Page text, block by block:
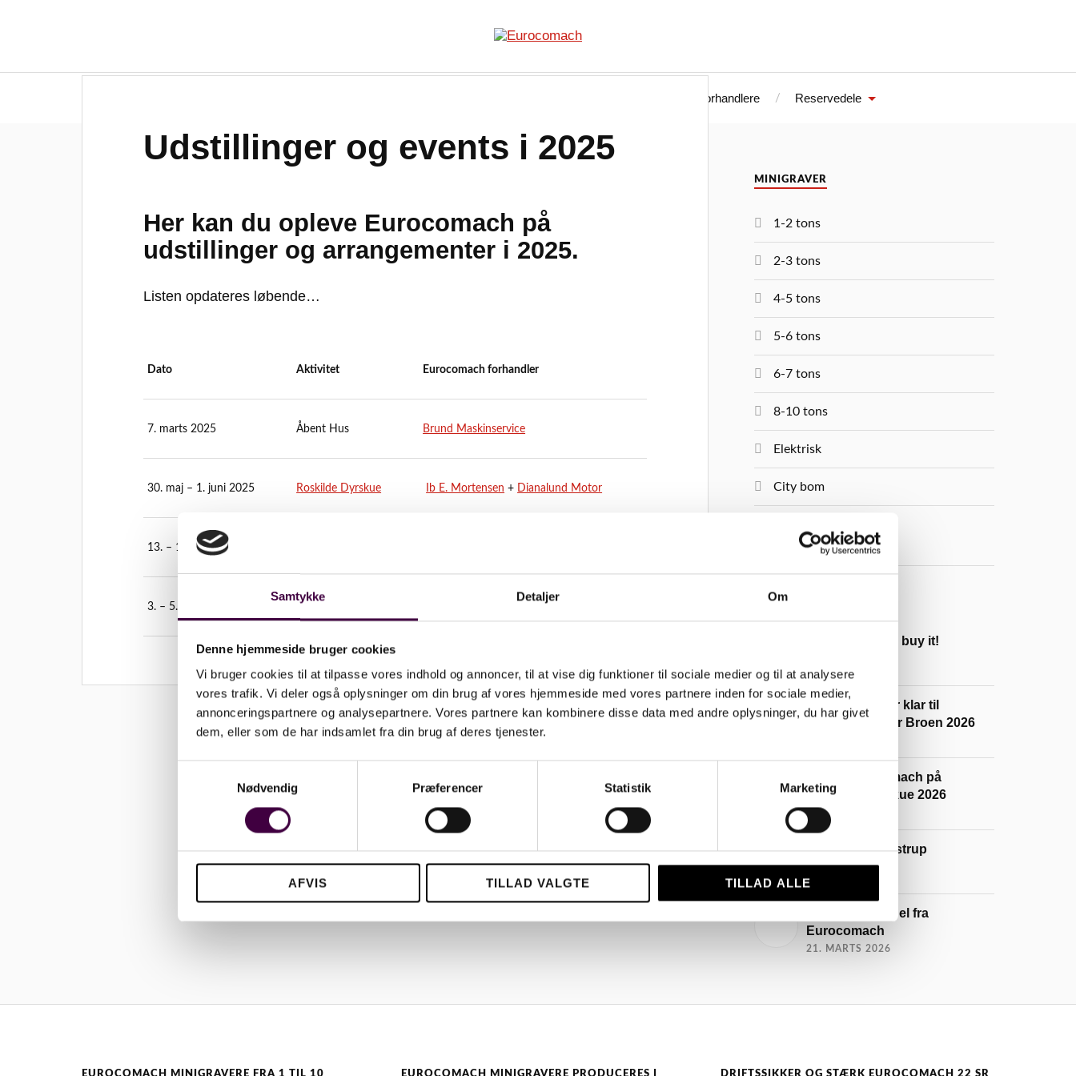
Samtykke Detaljer Om
Denne hjemmeside bruger cookies
Vi bruger cookies til at tilpasse vores indhold og annoncer, til at vise dig funktioner til sociale medier og til at analysere
vores trafik. Vi deler også oplysninger om din brug af vores hjemmeside med vores partnere inden for sociale medier,
annonceringspartnere og analysepartnere. Vores partnere kan kombinere disse data med andre oplysninger, du har givet
dem, eller som de har indsamlet fra din brug af deres tjenester.
v
Nødvendig Præferencer Statistik Marketing
AFVIS TILLAD VALGTE TILLAD ALLE
Forhandlere Reservedele
Udstillinger og events i 2025
Her kan du opleve Eurocomach på
udstillinger og arrangementer i 2025.
Listen opdateres løbende…
Dato Aktivitet Eurocomach forhandler
7. marts 2025 Åbent Hus Brund Maskinservice
30. maj – 1. juni 2025 Roskilde Dyrskue Ib E. Mortensen + Dianalund Motor
13. – 14. juni 2025
3. – 5. september 2025 Have & Landskab
MINIGRAVER
1-2 tons
2-3 tons
4-5 tons
5-6 tons
6-7 tons
8-10 tons
Elektrisk
City bom
Try it and you’ll buy it!
Eurocomach er klar til
Maskiner Under Broen 2026
Oplev Eurocomach på
Roskilde Dyrskue 2026
4. MAJ 2026
Messe på Gl. Estrup
1. MAJ 2026
Minigravere på el fra
Eurocomach
21. MARTS 2026
EUROCOMACH MINIGRAVERE FRA 1 TIL 10 EUROCOMACH MINIGRAVERE PRODUCERES I DRIFTSSIKKER OG STÆRK EUROCOMACH 22 SR